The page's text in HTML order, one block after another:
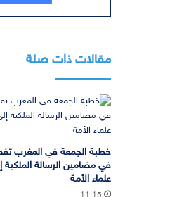
مقالات ذات صلة
خطبة الجمعة في المغرب
في مضامين الرسالة الملكية
علماء الأمة